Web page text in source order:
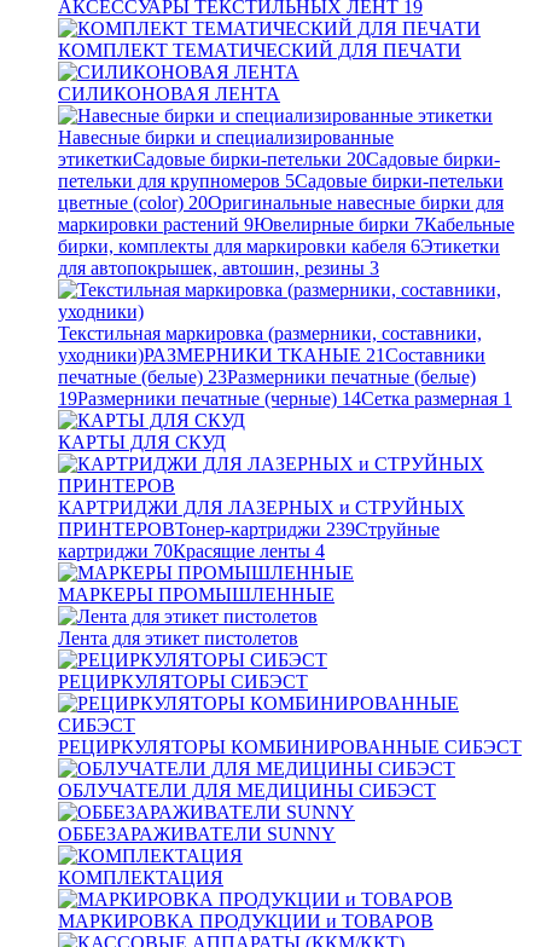
АКСЕССУАРЫ ТЕКСТИЛЬНЫХ ЛЕНТ 19
КОМПЛЕКТ ТЕМАТИЧЕСКИЙ ДЛЯ ПЕЧАТИ
СИЛИКОНОВАЯ ЛЕНТА
Навесные бирки и специализированные
этикеткиСадовые бирки-петельки 20Садовые бирки-
петельки для крупномеров 5Садовые бирки-петельки
цветные (color) 20Оригинальные навесные бирки для
маркировки растений 9Ювелирные бирки 7Кабельные
бирки, комплекты для маркировки кабеля 6Этикетки
для автопокрышек, автошин, резины 3
Текстильная маркировка (размерники, составники,
уходники)РАЗМЕРНИКИ ТКАНЫЕ 21Составники
печатные (белые) 23Размерники печатные (белые)
19Размерники печатные (черные) 14Сетка размерная 1
КАРТЫ ДЛЯ СКУД
КАРТРИДЖИ ДЛЯ ЛАЗЕРНЫХ и СТРУЙНЫХ
ПРИНТЕРОВТонер-картриджи 239Струйные
картриджи 70Красящие ленты 4
МАРКЕРЫ ПРОМЫШЛЕННЫЕ
Лента для этикет пистолетов
РЕЦИРКУЛЯТОРЫ СИБЭСТ
РЕЦИРКУЛЯТОРЫ КОМБИНИРОВАННЫЕ СИБЭСТ
ОБЛУЧАТЕЛИ ДЛЯ МЕДИЦИНЫ СИБЭСТ
ОББЕЗАРАЖИВАТЕЛИ SUNNY
КОМПЛЕКТАЦИЯ
МАРКИРОВКА ПРОДУКЦИИ и ТОВАРОВ